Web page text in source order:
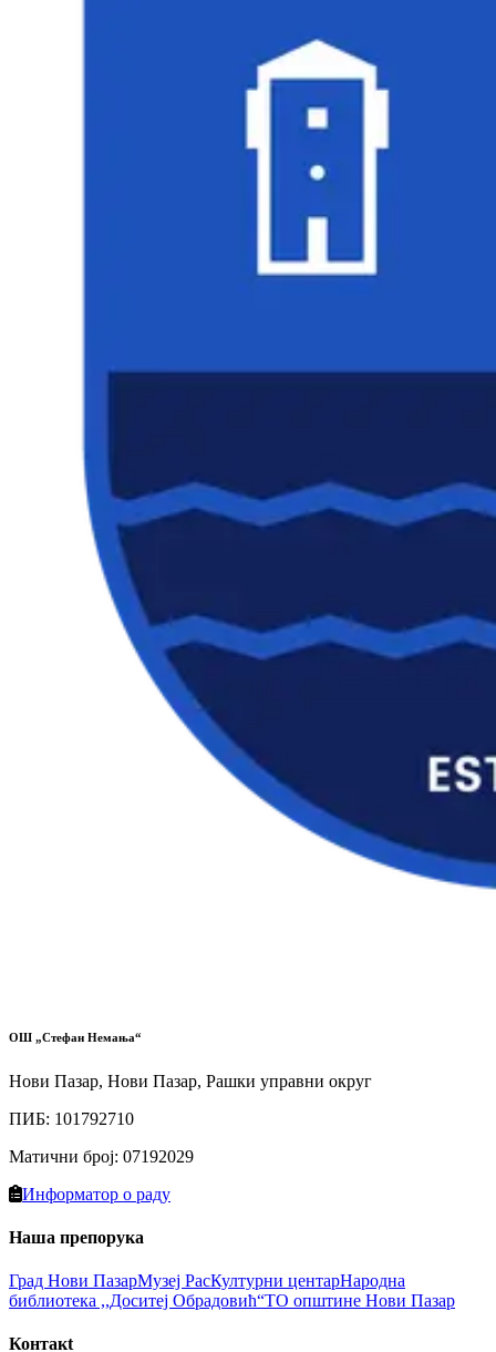
ОШ „Стефан Немања“
Нови Пазар, Нови Пазар, Рашки управни округ
ПИБ: 101792710
Матични број: 07192029
Информатор о раду
Наша препорука
Град Нови ПазaрМузеј РасКултурни цeнтарНародна
библиотекa ,,Доситеј Обрадовић“ТО општине Нови Пазар
Контакt